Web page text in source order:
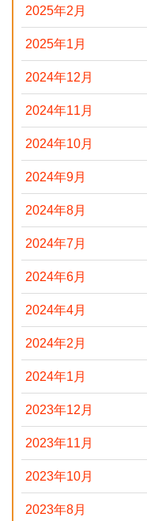
2025年2月
2025年1月
2024年12月
2024年11月
2024年10月
2024年9月
2024年8月
2024年7月
2024年6月
2024年4月
2024年2月
2024年1月
2023年12月
2023年11月
2023年10月
2023年8月